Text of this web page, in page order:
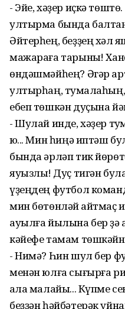
- Эйе, хәҙер иҫкә
ултырма бында
Әйтерһең, беҙҙең хәл
мажараға тарыныҡ!
өндәшмәйһең? Әгәр
ултырһаң,
ебеп төшкән дуҫына
- Шулай инде, хәҙер
юҡ... Мин һиңә иптәш
бында әрләп тик
яуызлыҡ! Дуҫ тигән
үҙеңдең футбол
мин бөтөнләй
ауылға йылына бер ҙә
кәйефе тамам
- Нимә? Һин шул бер
менән юлға сығырға
ҡала малайы... Күпме
беҙҙән һәйбәтерәк